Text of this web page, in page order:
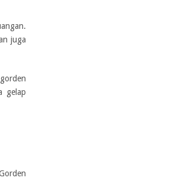
juga
gelap